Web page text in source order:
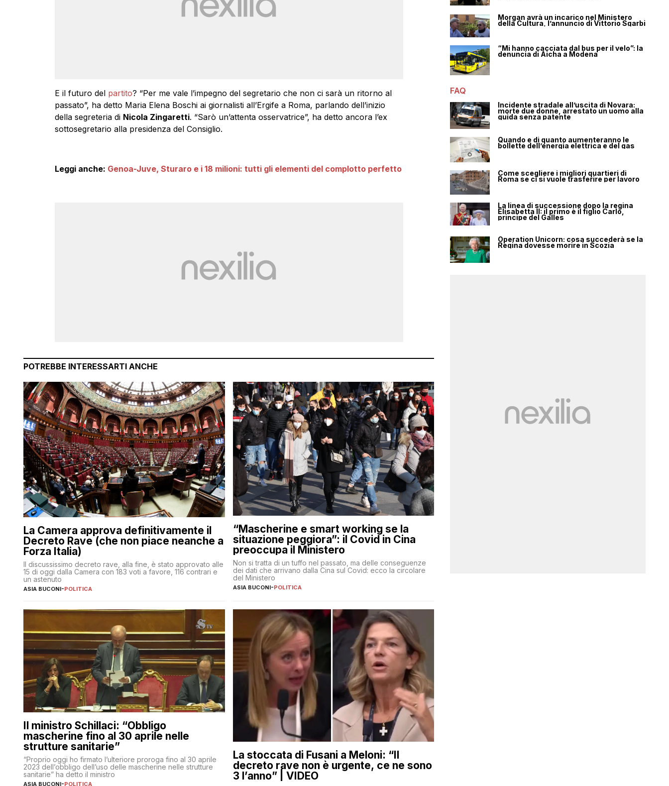
E il futuro del partito? “Per me vale l’impegno del segretario che non ci sarà un ritorno al
passato”, ha detto Maria Elena Boschiai giornalisti all’Ergife a Roma, parlando dell’inizio
della segreteria di Nicola Zingaretti. “Sarò un’attenta osservatrice”, ha detto ancora l’ex
sottosegretario alla presidenza del Consiglio.
Leggi anche: Genoa-Juve, Sturaro e i 18 milioni: tutti gli elementi del complotto perfetto
POTREBBE INTERESSARTI ANCHE
La Camera approva definitivamente il
Decreto Rave (che non piace neanche a
Forza Italia)
Il discussissimo decreto rave, alla fine, è stato approvato alle
15 di oggi dalla Camera con 183 voti a favore, 116 contrari e
un astenuto
ASIA BUCONI-POLITICA
“Mascherine e smart working se la
situazione peggiora”: il Covid in Cina
preoccupa il Ministero
Non si tratta di un tuffo nel passato, ma delle conseguenze
dei dati che arrivano dalla Cina sul Covid: ecco la circolare
del Ministero
ASIA BUCONI-POLITICA
Il ministro Schillaci: “Obbligo
mascherine fino al 30 aprile nelle
strutture sanitarie”
“Proprio oggi ho firmato l’ulteriore proroga fino al 30 aprile
2023 dell’obbligo dell’uso delle mascherine nelle strutture
sanitarie” ha detto il ministro
ASIA BUCONI-POLITICA
La stoccata di Fusani a Meloni: “Il
decreto rave non è urgente, ce ne sono
3 l’anno” | VIDEO
Morgan avrà un incarico nel Ministero
della Cultura, l’annuncio di Vittorio Sgarbi
“Mi hanno cacciata dal bus per il velo”: la
denuncia di Aicha a Modena
FAQ
Incidente stradale all’uscita di Novara:
morte due donne, arrestato un uomo alla
guida senza patente
Quando e di quanto aumenteranno le
bollette dell’energia elettrica e del gas
Come scegliere i migliori quartieri di
Roma se ci si vuole trasferire per lavoro
La linea di successione dopo la regina
Elisabetta II: il primo è il figlio Carlo,
principe del Galles
Operation Unicorn: cosa succederà se la
Regina dovesse morire in Scozia